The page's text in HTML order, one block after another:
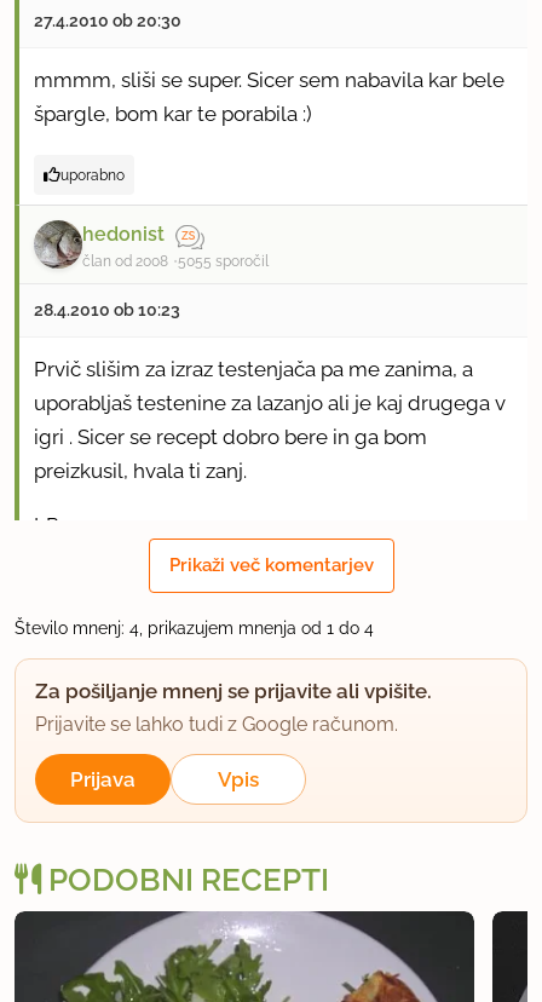
27.4.2010 ob 20:30
mmmm, sliši se super. Sicer sem nabavila kar bele
špargle, bom kar te porabila :)
uporabno
hedonist
član od 2008 5055 sporočil
28.4.2010 ob 10:23
Prvič slišim za izraz testenjača pa me zanima, a
uporabljaš testenine za lazanjo ali je kaj drugega v
igri . Sicer se recept dobro bere in ga bom
preizkusil, hvala ti zanj.
LP
ribica
28.4.2010 ob 11:02
Testenjaca = lasagne al forno
hedonist
član od 2008 5055 sporočil
28.4.2010 ob 13:13
Prikaži več komentarjev
Število mnenj: 4, prikazujem mnenja od 1 do 4
Za pošiljanje mnenj se prijavite ali vpišite.
Prijavite se lahko tudi z Google računom.
Prijava Vpis
PODOBNI RECEPTI